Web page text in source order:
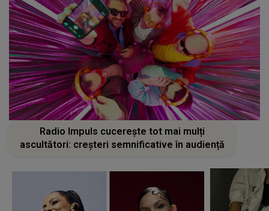
Radio Impuls cucerește tot mai mulți
ascultători: creșteri semnificative în audiență